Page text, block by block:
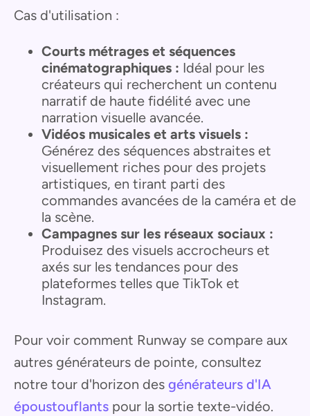
Cas d'utilisation :
Courts métrages et séquences
cinématographiques : Idéal pour les
créateurs qui recherchent un contenu
narratif de haute fidélité avec une
narration visuelle avancée.
Vidéos musicales et arts visuels :
Générez des séquences abstraites et
visuellement riches pour des projets
artistiques, en tirant parti des
commandes avancées de la caméra et de
la scène.
Campagnes sur les réseaux sociaux :
Produisez des visuels accrocheurs et
axés sur les tendances pour des
plateformes telles que TikTok et
Instagram.
Pour voir comment Runway se compare aux
autres générateurs de pointe, consultez
notre tour d'horizon des générateurs d'IA
époustouflants pour la sortie texte-vidéo.